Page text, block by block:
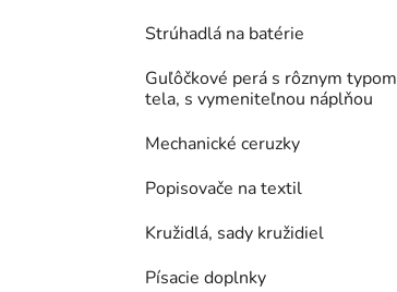
Strúhadlá na batérie
Guľôčkové perá s rôznym typom
tela, s vymeniteľnou náplňou
Mechanické ceruzky
Popisovače na textil
Kružidlá, sady kružidiel
Písacie doplnky